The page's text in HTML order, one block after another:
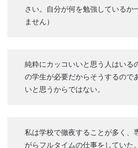
さい。自分が何を勉強しているか
ません）
純粋にカッコいいと思う人はいる
の学生が必要だからそうするので
いと思うからではない。
私は学校で徹夜することが多く、
がらフルタイムの仕事をしていた